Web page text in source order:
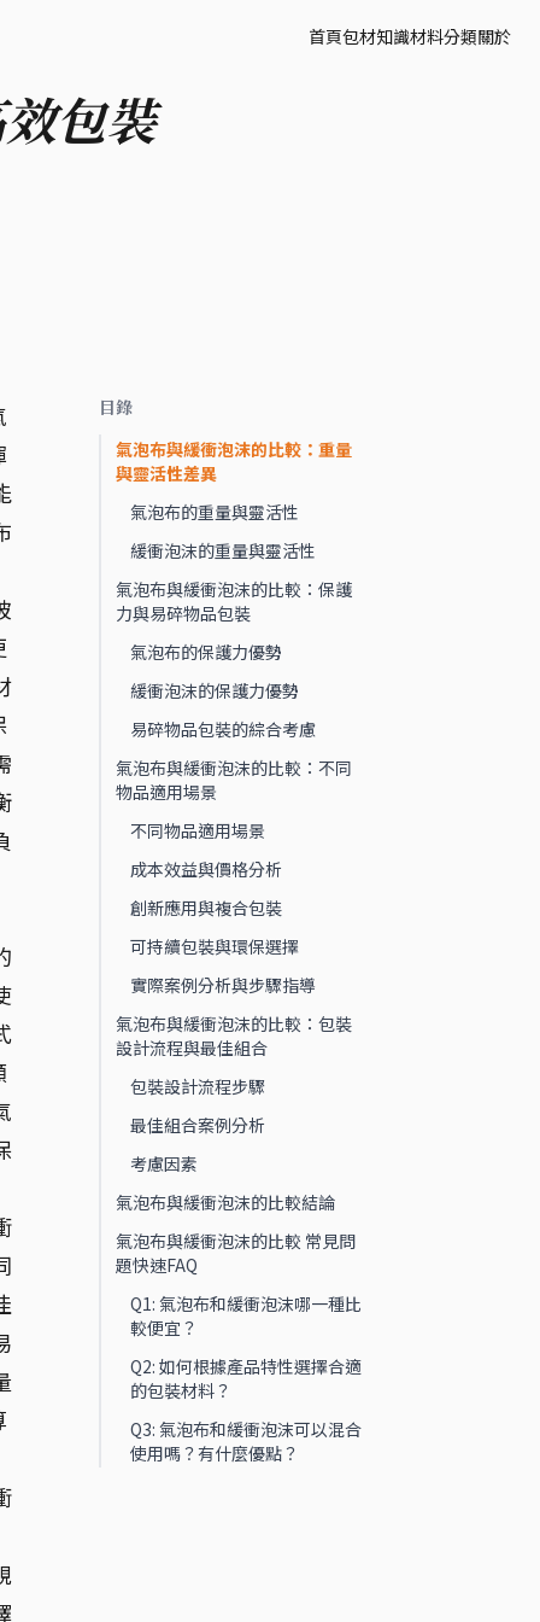
首頁包材知識材料分類關於
包裝
目錄
氣泡布與緩衝泡沫的比較：重量
與靈活性差異
氣泡布的重量與靈活性
緩衝泡沫的重量與靈活性
氣泡布與緩衝泡沫的比較：保護
力與易碎物品包裝
氣泡布的保護力優勢
緩衝泡沫的保護力優勢
易碎物品包裝的綜合考慮
氣泡布與緩衝泡沫的比較：不同
物品適用場景
不同物品適用場景
成本效益與價格分析
創新應用與複合包裝
可持續包裝與環保選擇
實際案例分析與步驟指導
氣泡布與緩衝泡沫的比較：包裝
設計流程與最佳組合
包裝設計流程步驟
最佳組合案例分析
考慮因素
氣泡布與緩衝泡沫的比較結論
氣泡布與緩衝泡沫的比較 常見問
題快速FAQ
Q1: 氣泡布和緩衝泡沫哪一種比
較便宜？
Q2: 如何根據產品特性選擇合適
的包裝材料？
Q3: 氣泡布和緩衝泡沫可以混合
使用嗎？有什麼優點？